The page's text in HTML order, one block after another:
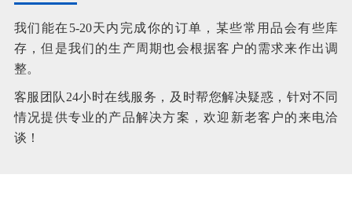
我们能在5-20天内完成你的订单，某些常用品会有些库
存，但是我们的生产周期也会根据客户的需求来作出调
整。
客服团队24小时在线服务，及时帮您解决疑惑，针对不同
情况提供专业的产品解决方案，欢迎新老客户的来电洽
谈！